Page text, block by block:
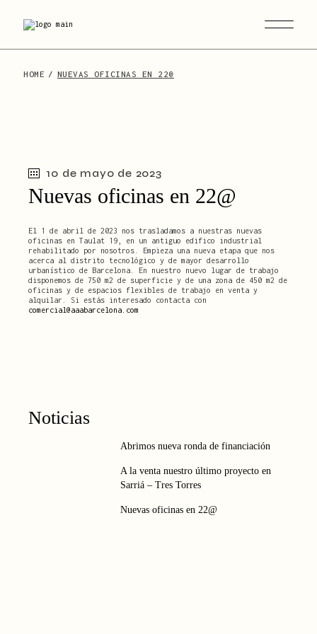
content
HOME NUEVAS OFICINAS EN 22@
10 de mayo de 2023
Nuevas oficinas en 22@
El 1 de abril de 2023 nos trasladamos a nuestras nuevas
oficinas en Taulat 19, en un antiguo edifico industrial
rehabilitado por nosotros. Empieza una nueva etapa que nos
acerca al distrito tecnológico y de mayor desarrollo
urbanístico de Barcelona. En nuestro nuevo lugar de trabajo
disponemos de 750 m2 de superficie y de una zona de 450 m2 de
oficinas y de espacios flexibles de trabajo en venta y
alquilar. Si estás interesado contacta con
comercial@aaabarcelona.com
Noticias
Abrimos nueva ronda de financiación
A la venta nuestro último proyecto en
Sarriá – Tres Torres
Nuevas oficinas en 22@